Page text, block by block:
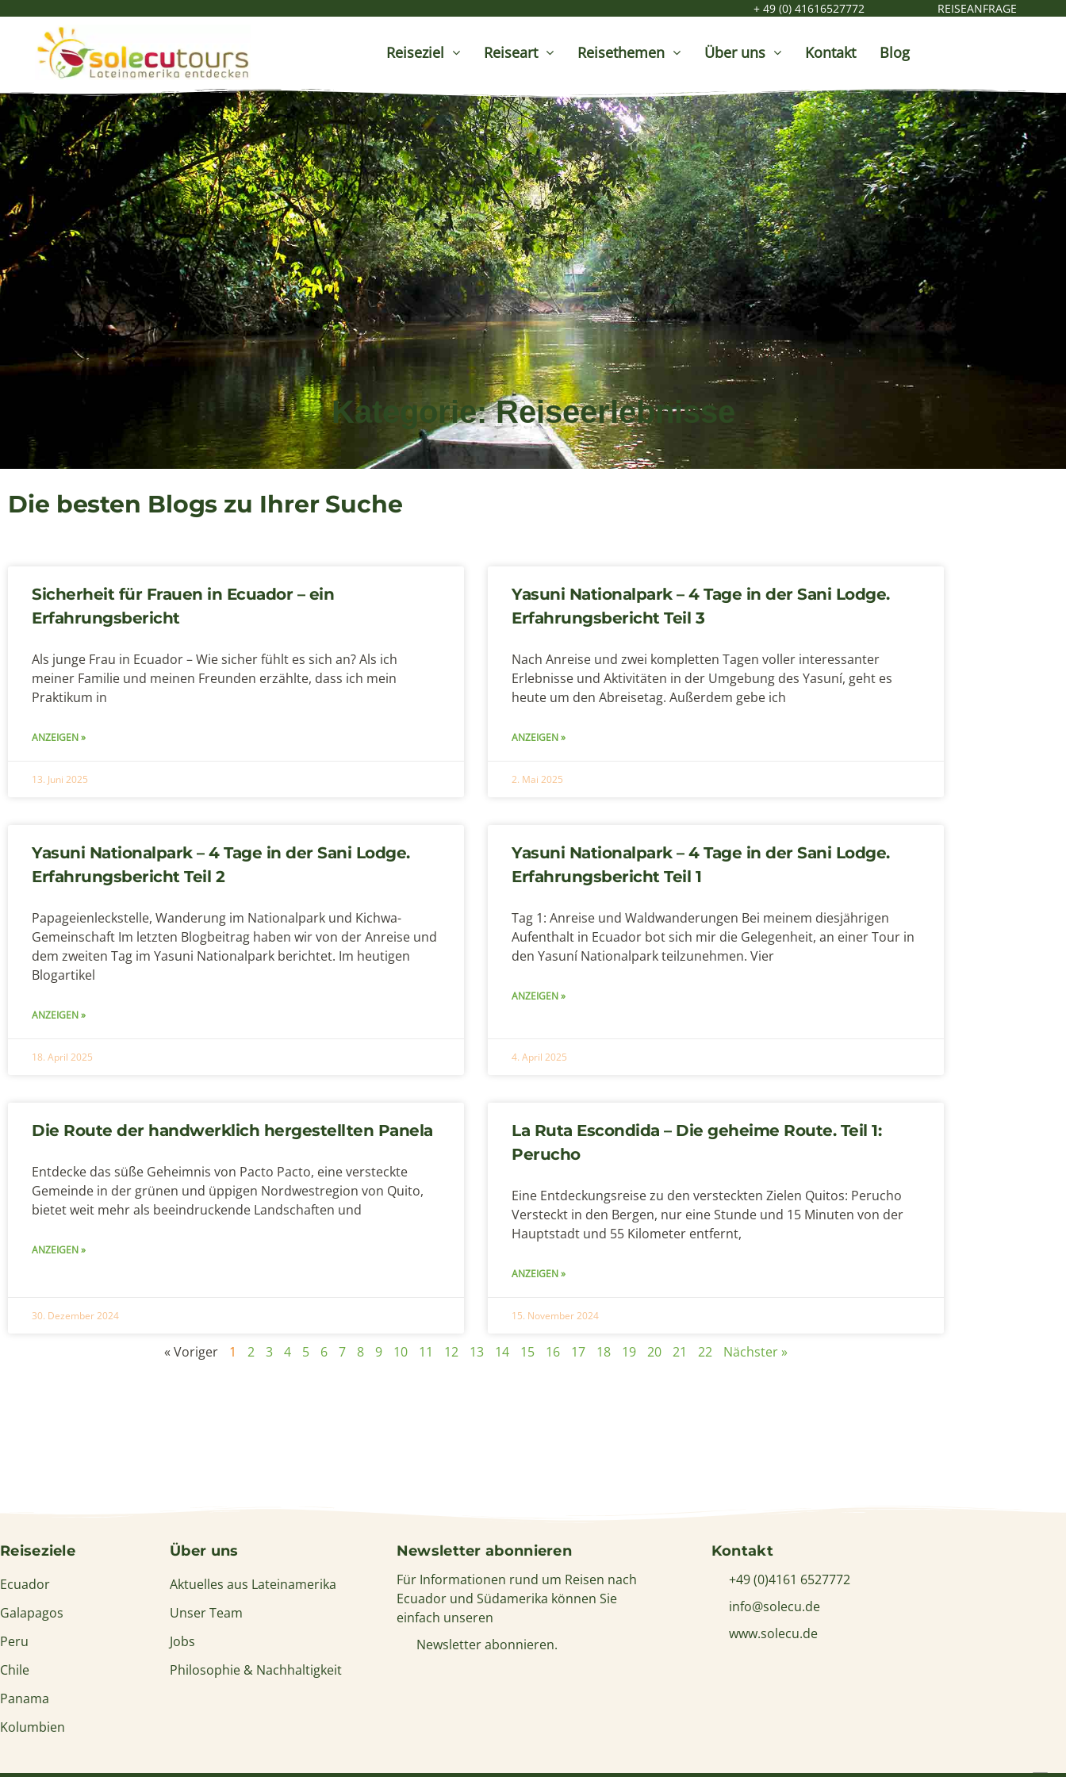
+ 49 (0) 41616527772 REISEANFRAGE
Reiseziel Reiseart Reisethemen Über uns Kontakt Blog
Kategorie: Reiseerlebnisse
Die besten Blogs zu Ihrer Suche
Sicherheit für Frauen in Ecuador – ein
Erfahrungsbericht
Als junge Frau in Ecuador – Wie sicher fühlt es sich an? Als ich
meiner Familie und meinen Freunden erzählte, dass ich mein
Praktikum in
ANZEIGEN »
13. Juni 2025
Yasuni Nationalpark – 4 Tage in der Sani Lodge.
Erfahrungsbericht Teil 3
Nach Anreise und zwei kompletten Tagen voller interessanter
Erlebnisse und Aktivitäten in der Umgebung des Yasuní, geht es
heute um den Abreisetag. Außerdem gebe ich
ANZEIGEN »
2. Mai 2025
Yasuni Nationalpark – 4 Tage in der Sani Lodge.
Erfahrungsbericht Teil 2
Papageienleckstelle, Wanderung im Nationalpark und Kichwa-
Gemeinschaft Im letzten Blogbeitrag haben wir von der Anreise und
dem zweiten Tag im Yasuni Nationalpark berichtet. Im heutigen
Blogartikel
ANZEIGEN »
18. April 2025
Yasuni Nationalpark – 4 Tage in der Sani Lodge.
Erfahrungsbericht Teil 1
Tag 1: Anreise und Waldwanderungen Bei meinem diesjährigen
Aufenthalt in Ecuador bot sich mir die Gelegenheit, an einer Tour in
den Yasuní Nationalpark teilzunehmen. Vier
ANZEIGEN »
4. April 2025
Die Route der handwerklich hergestellten Panela
Entdecke das süße Geheimnis von Pacto Pacto, eine versteckte
Gemeinde in der grünen und üppigen Nordwestregion von Quito,
bietet weit mehr als beeindruckende Landschaften und
ANZEIGEN »
30. Dezember 2024
La Ruta Escondida – Die geheime Route. Teil 1:
Perucho
Eine Entdeckungsreise zu den versteckten Zielen Quitos: Perucho
Versteckt in den Bergen, nur eine Stunde und 15 Minuten von der
Hauptstadt und 55 Kilometer entfernt,
ANZEIGEN »
15. November 2024
« Voriger 1 2 3 4 5 6 7 8 9 10 11 12 13 14 15 16 17 18 19 20 21 22 Nächster »
Reiseziele
Ecuador
Galapagos
Peru
Chile
Panama
Kolumbien
Über uns
Aktuelles aus Lateinamerika
Unser Team
Jobs
Philosophie & Nachhaltigkeit
Newsletter abonnieren
Für Informationen rund um Reisen nach
Ecuador und Südamerika können Sie
einfach unseren
Newsletter abonnieren.
Kontakt
+49 (0)4161 6527772
info@solecu.de
www.solecu.de